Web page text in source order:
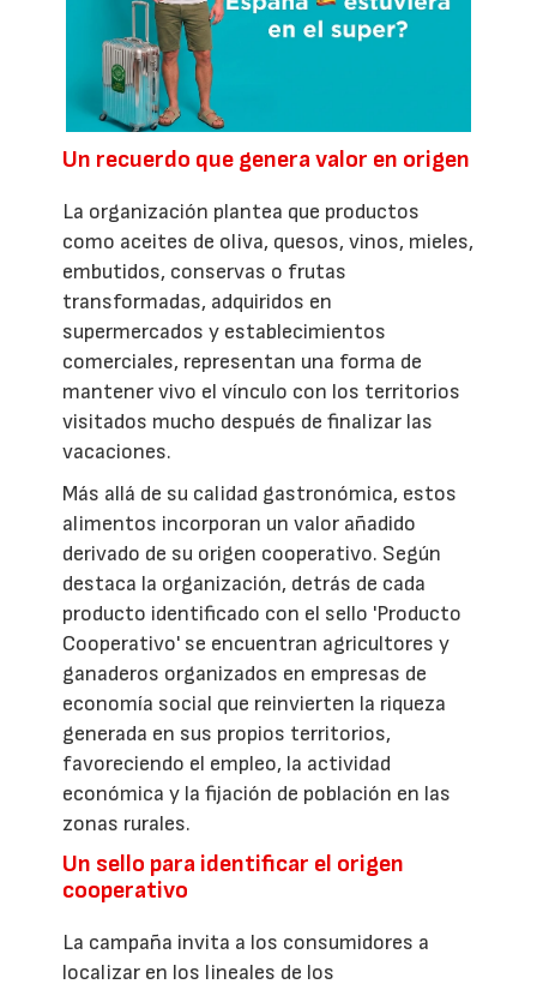
Un recuerdo que genera valor en origen
La organización plantea que productos
como aceites de oliva, quesos, vinos, mieles,
embutidos, conservas o frutas
transformadas, adquiridos en
supermercados y establecimientos
comerciales, representan una forma de
mantener vivo el vínculo con los territorios
visitados mucho después de finalizar las
vacaciones.
Más allá de su calidad gastronómica, estos
alimentos incorporan un valor añadido
derivado de su origen cooperativo. Según
destaca la organización, detrás de cada
producto identificado con el sello 'Producto
Cooperativo' se encuentran agricultores y
ganaderos organizados en empresas de
economía social que reinvierten la riqueza
generada en sus propios territorios,
favoreciendo el empleo, la actividad
económica y la fijación de población en las
zonas rurales.
Un sello para identificar el origen
cooperativo
La campaña invita a los consumidores a
localizar en los lineales de los